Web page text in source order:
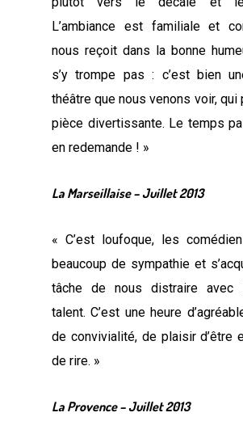
L’ambiance est familiale et
nous reçoit dans la bonne
s’y trompe pas : c’est bien
théâtre que nous venons voir, qui
pièce divertissante. Le temps
en redemande ! »
La Marseillaise – Juillet 2013
« C’est loufoque, les
beaucoup de sympathie et
tâche de nous distraire avec
talent.C’est une heure
de convivialité, de plaisir d’être
de rire. »
La Provence – Juillet 2013